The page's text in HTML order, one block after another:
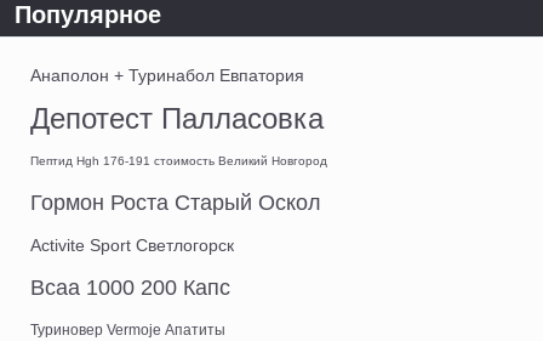
Популярное
Анаполон + Туринабол Евпатория
Депотест Палласовка
Пептид Hgh 176-191 стоимость Великий Новгород
Гормон Роста Старый Оскол
Activite Sport Светлогорск
Bcaa 1000 200 Капс
Туриновер Vermoje Апатиты